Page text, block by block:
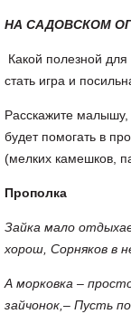
НА САДОВСКОМ
Какой полезной
стать игра и
Расскажите малышу,
будет помогать в
(мелких камешков,
Прополка
Зайка мало
хорош, Сорняков в
А морковка –
зайчонок,– Пусть